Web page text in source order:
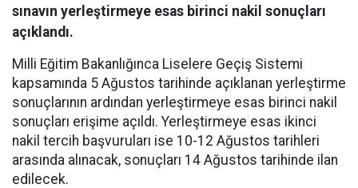
sınavın yerleştirmeye esas birinci nakil sonuçları
açıklandı.
Milli Eğitim Bakanlığınca Liselere Geçiş Sistemi
kapsamında 5 Ağustos tarihinde açıklanan yerleştirme
sonuçlarının ardından yerleştirmeye esas birinci nakil
sonuçları erişime açıldı. Yerleştirmeye esas ikinci
nakil tercih başvuruları ise 10-12 Ağustos tarihleri
arasında alınacak, sonuçları 14 Ağustos tarihinde ilan
edilecek.